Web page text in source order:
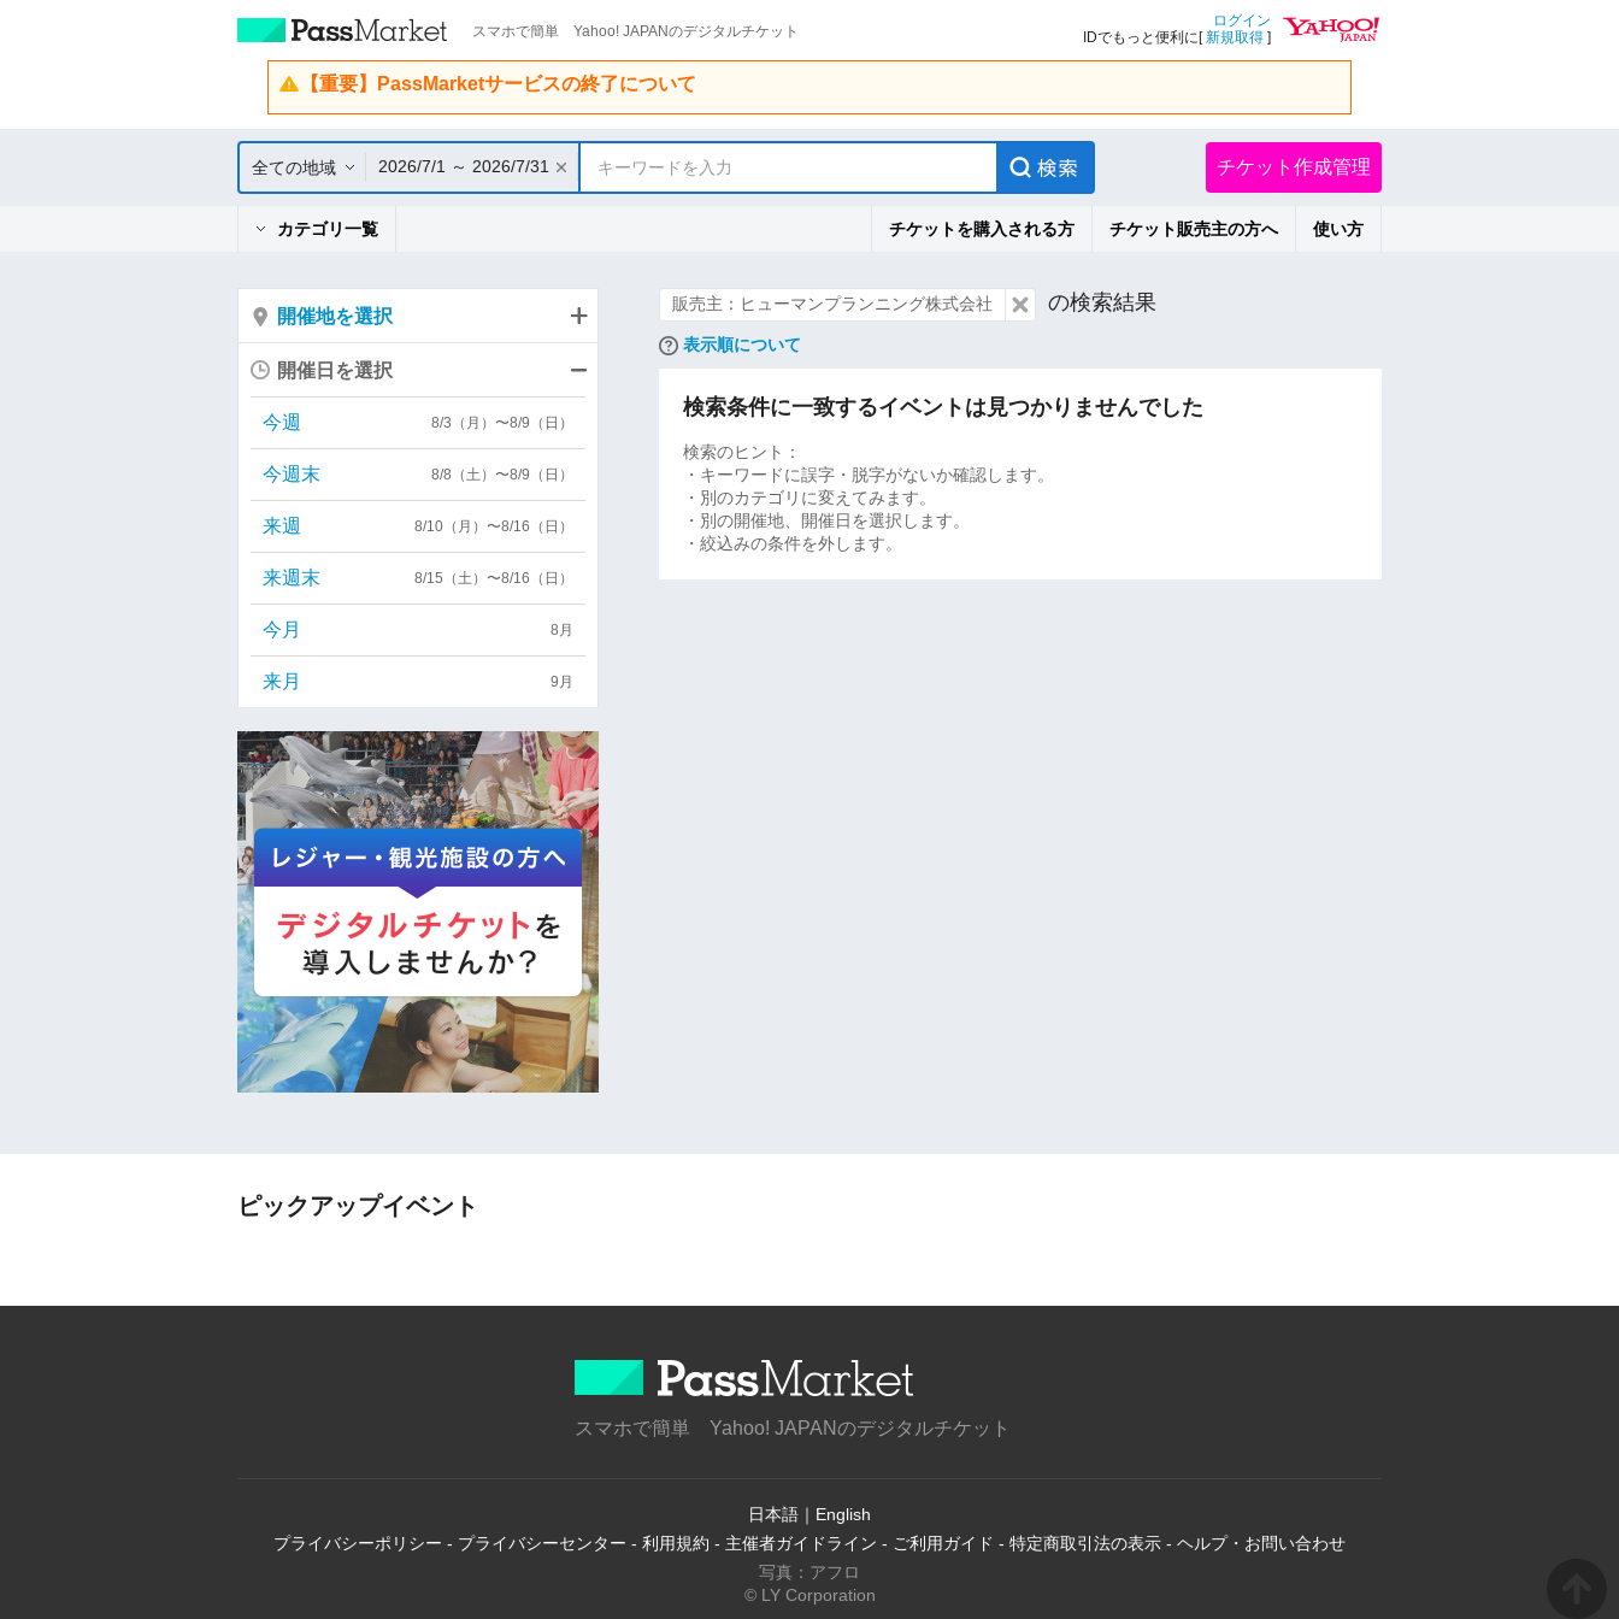
スマホで簡単 Yahoo! JAPANのデジタルチケット
ログイン
IDでもっと便利に[新規取得 ]
【重要】PassMarketサービスの終了について
全ての地域 2026/7/1 ～ 2026/7/31 キーワードを入力 チケット作成管理
カテゴリ一覧 チケットを購入される方 チケット販売主の方へ 使い方
販売主：ヒューマンプランニング株式会社 の検索結果
表示順について
検索条件に一致するイベントは見つかりませんでした
検索のヒント：
・キーワードに誤字・脱字がないか確認します。
・別のカテゴリに変えてみます。
・別の開催地、開催日を選択します。
・絞込みの条件を外します。
開催地を選択
開催日を選択
今週 8/3（月）〜8/9（日）
今週末 8/8（土）〜8/9（日）
来週 8/10（月）〜8/16（日）
来週末 8/15（土）〜8/16（日）
今月 8月
来月 9月
ピックアップイベント
スマホで簡単 Yahoo! JAPANのデジタルチケット
日本語 ｜ English
プライバシーポリシー - プライバシーセンター - 利用規約 - 主催者ガイドライン - ご利用ガイド - 特定商取引法の表示 - ヘルプ・お問い合わせ
写真：アフロ
© LY Corporation